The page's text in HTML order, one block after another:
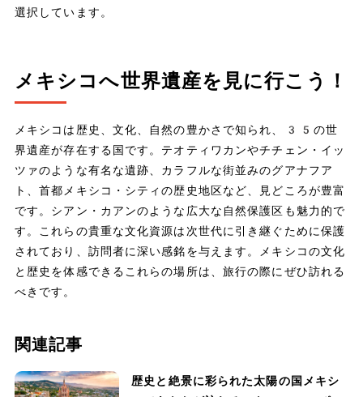
選択しています。
メキシコへ世界遺産を見に行こう！
メキシコは歴史、文化、自然の豊かさで知られ、35の世
界遺産が存在する国です。テオティワカンやチチェン・イッ
ツァのような有名な遺跡、カラフルな街並みのグアナフア
ト、首都メキシコ・シティの歴史地区など、見どころが豊富
です。シアン・カアンのような広大な自然保護区も魅力的で
す。これらの貴重な文化資源は次世代に引き継ぐために保護
されており、訪問者に深い感銘を与えます。メキシコの文化
と歴史を体感できるこれらの場所は、旅行の際にぜひ訪れる
べきです。
関連記事
歴史と絶景に彩られた太陽の国メキシ